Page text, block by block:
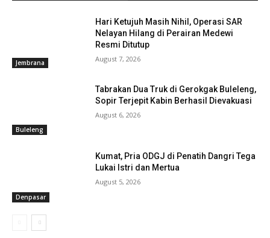
Jembrana
Hari Ketujuh Masih Nihil, Operasi SAR
Nelayan Hilang di Perairan Medewi
Resmi Ditutup
August 7, 2026
Buleleng
Tabrakan Dua Truk di Gerokgak Buleleng,
Sopir Terjepit Kabin Berhasil Dievakuasi
August 6, 2026
Denpasar
Kumat, Pria ODGJ di Penatih Dangri Tega
Lukai Istri dan Mertua
August 5, 2026